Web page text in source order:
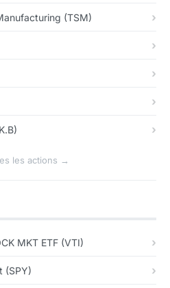
(TSM)
les actions →
MKT ETF (VTI)
(SPY)